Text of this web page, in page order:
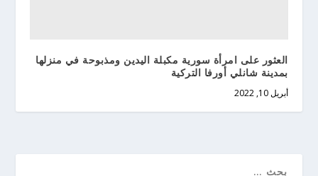
العثور على امرأة سورية مكبلة اليدين ومذبوحة في منزلها
بمدينة شانلي أورفا التركية
أبريل 10, 2022